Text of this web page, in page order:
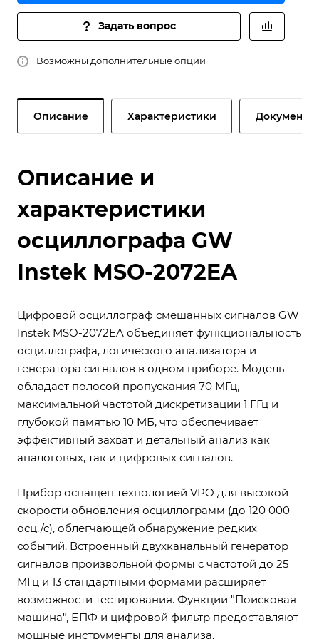
Задать вопрос
Возможны дополнительные опции
Описание Характеристики Документы
Описание и
характеристики
осциллографа GW
Instek MSO-2072EA
Цифровой осциллограф смешанных сигналов GW
Instek MSO-2072EA объединяет функциональность
осциллографа, логического анализатора и
генератора сигналов в одном приборе. Модель
обладает полосой пропускания 70 МГц,
максимальной частотой дискретизации 1 ГГц и
глубокой памятью 10 МБ, что обеспечивает
эффективный захват и детальный анализ как
аналоговых, так и цифровых сигналов.
Прибор оснащен технологией VPO для высокой
скорости обновления осциллограмм (до 120 000
осц./с), облегчающей обнаружение редких
событий. Встроенный двухканальный генератор
сигналов произвольной формы с частотой до 25
МГц и 13 стандартными формами расширяет
возможности тестирования. Функции "Поисковая
машина", БПФ и цифровой фильтр предоставляют
мощные инструменты для анализа.